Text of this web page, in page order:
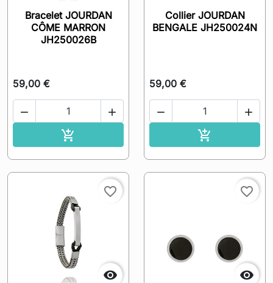
Bracelet JOURDAN
CÔME MARRON
JH250026B
59,00 €
 

Collier JOURDAN
BENGALE JH250024N
59,00 €
 


favorite_border

favorite_border